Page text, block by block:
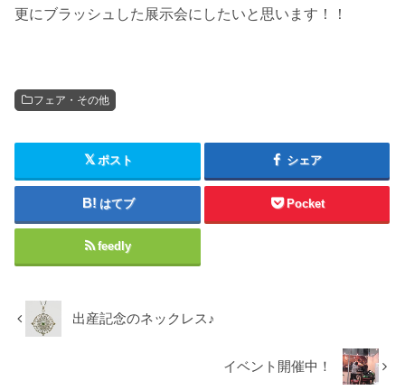
更にブラッシュした展示会にしたいと思います！！
フェア・その他
ポスト シェア
はてブ Pocket
feedly
出産記念のネックレス♪
イベント開催中！